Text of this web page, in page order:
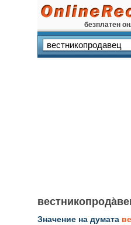
безплатен
Значение на думата